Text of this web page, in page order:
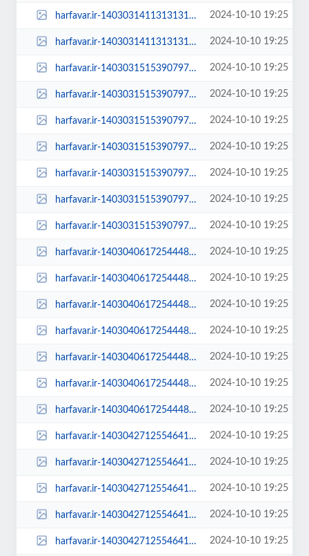
harfavar.ir-140303141131313130226064-140303141131313130226064-768x535.jpg 2024-10-10 19:25
harfavar.ir-140303141131313130226064-140303141131313130226064.jpg 2024-10-10 19:25
harfavar.ir-1403031515390797730234794-100x70.jpg 2024-10-10 19:25
harfavar.ir-1403031515390797730234794-250x150.jpg 2024-10-10 19:25
harfavar.ir-1403031515390797730234794-300x209.jpg 2024-10-10 19:25
harfavar.ir-1403031515390797730234794-450x300.jpg 2024-10-10 19:25
harfavar.ir-1403031515390797730234794-600x400.jpg 2024-10-10 19:25
harfavar.ir-1403031515390797730234794-768x535.jpg 2024-10-10 19:25
harfavar.ir-1403031515390797730234794.jpg 2024-10-10 19:25
harfavar.ir-1403040617254448430402604-100x70.jpg 2024-10-10 19:25
harfavar.ir-1403040617254448430402604-250x150.jpg 2024-10-10 19:25
harfavar.ir-1403040617254448430402604-300x209.jpg 2024-10-10 19:25
harfavar.ir-1403040617254448430402604-450x300.jpg 2024-10-10 19:25
harfavar.ir-1403040617254448430402604-600x400.jpg 2024-10-10 19:25
harfavar.ir-1403040617254448430402604-768x535.jpg 2024-10-10 19:25
harfavar.ir-1403040617254448430402604.jpg 2024-10-10 19:25
harfavar.ir-1403042712554641330591364-100x70.jpg 2024-10-10 19:25
harfavar.ir-1403042712554641330591364-250x150.jpg 2024-10-10 19:25
harfavar.ir-1403042712554641330591364-300x209.jpg 2024-10-10 19:25
harfavar.ir-1403042712554641330591364-450x300.jpg 2024-10-10 19:25
harfavar.ir-1403042712554641330591364-600x400.jpg 2024-10-10 19:25